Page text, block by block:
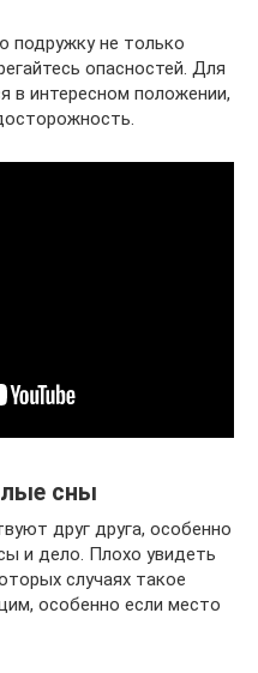
подружку не только
опасностей. Для
в интересном положении,
сны
друг друга, особенно
и дело. Плохо увидеть
случаях такое
особенно если место